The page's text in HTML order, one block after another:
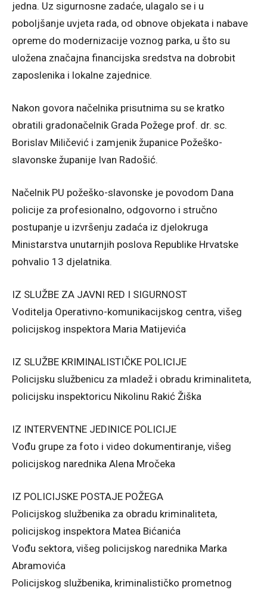
jedna. Uz sigurnosne zadaće, ulagalo se i u
poboljšanje uvjeta rada, od obnove objekata i nabave
opreme do modernizacije voznog parka, u što su
uložena značajna financijska sredstva na dobrobit
zaposlenika i lokalne zajednice.
Nakon govora načelnika prisutnima su se kratko
obratili gradonačelnik Grada Požege prof. dr. sc.
Borislav Miličević i zamjenik županice Požeško-
slavonske županije Ivan Radošić.
Načelnik PU požeško-slavonske je povodom Dana
policije za profesionalno, odgovorno i stručno
postupanje u izvršenju zadaća iz djelokruga
Ministarstva unutarnjih poslova Republike Hrvatske
pohvalio 13 djelatnika.
IZ SLUŽBE ZA JAVNI RED I SIGURNOST
Voditelja Operativno-komunikacijskog centra, višeg
policijskog inspektora Maria Matijevića
IZ SLUŽBE KRIMINALISTIČKE POLICIJE
Policijsku službenicu za mladež i obradu kriminaliteta,
policijsku inspektoricu Nikolinu Rakić Žiška
IZ INTERVENTNE JEDINICE POLICIJE
Vođu grupe za foto i video dokumentiranje, višeg
policijskog narednika Alena Mročeka
IZ POLICIJSKE POSTAJE POŽEGA
Policijskog službenika za obradu kriminaliteta,
policijskog inspektora Matea Bićanića
Vođu sektora, višeg policijskog narednika Marka
Abramovića
Policijskog službenika, kriminalističko prometnog